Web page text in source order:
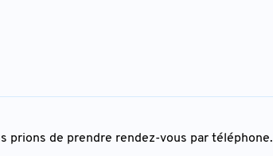
prions de prendre rendez-vous par téléphone.